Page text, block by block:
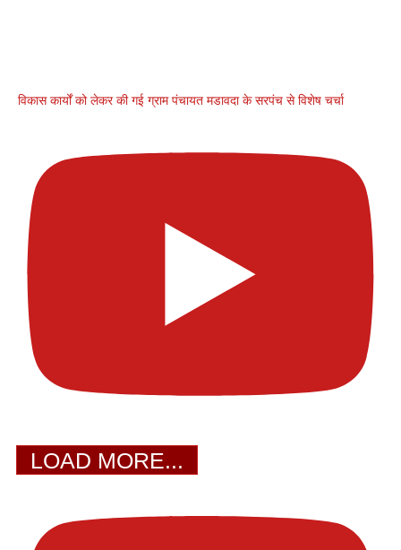
विकास कार्यों को लेकर की गई ग्राम पंचायत मडावदा के सरपंच से विशेष चर्चा
LOAD MORE...